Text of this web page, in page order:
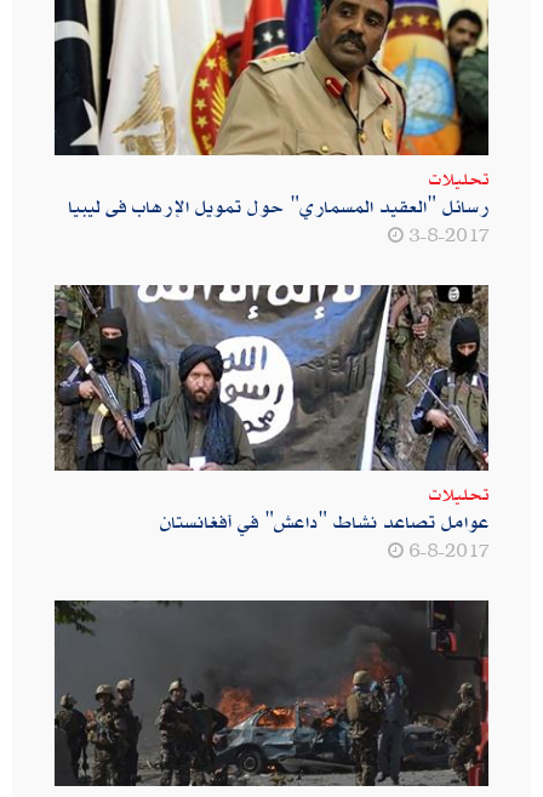
تحليلات
رسائل "العقيد المسماري" حول تمويل الإرهاب فى ليبيا
3-8-2017
تحليلات
عوامل تصاعد نشاط "داعش" في أفغانستان
6-8-2017